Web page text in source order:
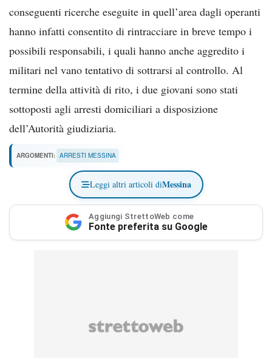
conseguenti ricerche eseguite in quell’area dagli operanti
hanno infatti consentito di rintracciare in breve tempo i
possibili responsabili, i quali hanno anche aggredito i
militari nel vano tentativo di sottrarsi al controllo. Al
termine della attività di rito, i due giovani sono stati
sottoposti agli arresti domiciliari a disposizione
dell’Autorità giudiziaria.
ARGOMENTI: ARRESTI MESSINA
Leggi altri articoli diMessina
Aggiungi StrettoWeb come
Fonte preferita su Google